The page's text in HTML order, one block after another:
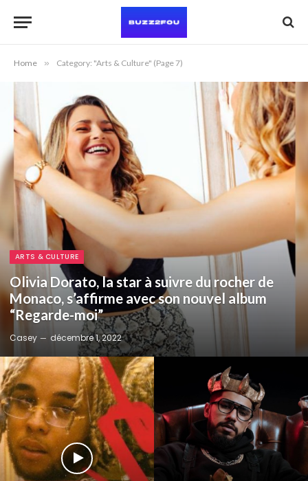
Home » Category: "Arts & Culture" (Page 7)
ARTS & CULTURE
Olivia Dorato, la star à suivre du rocher de
Monaco, s’affirme avec son nouvel album
“Regarde-moi”
Casey décembre 1, 2022